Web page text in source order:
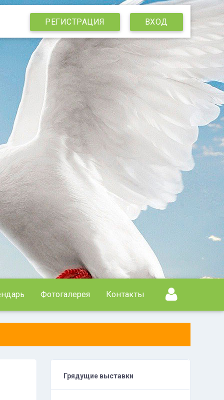
ВХОД
РЕГИСТРАЦИЯ
Фотогалерея Контакты
Грядущие выставки